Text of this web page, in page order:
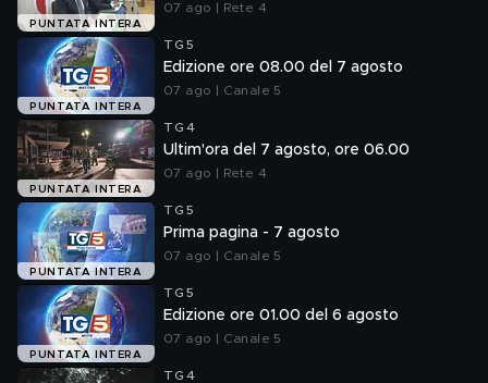
PUNTATA INTERA
07 ago | Rete 4
PUNTATA INTERA
TG5
Edizione ore 08.00 del 7 agosto
07 ago | Canale 5
PUNTATA INTERA
TG4
Ultim'ora del 7 agosto, ore 06.00
07 ago | Rete 4
PUNTATA INTERA
TG5
Prima pagina - 7 agosto
07 ago | Canale 5
PUNTATA INTERA
TG5
Edizione ore 01.00 del 6 agosto
07 ago | Canale 5
TG4